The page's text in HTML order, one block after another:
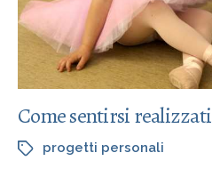
Come sentirsi realizzati
progetti personali